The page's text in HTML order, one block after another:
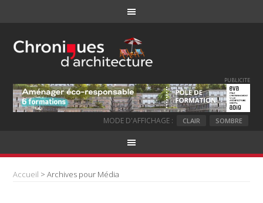
PUBLICITE
MODE D'AFFICHAGE : CLAIR SOMBRE
Accueil > Archives pour Média